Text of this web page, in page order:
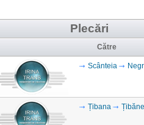
Plecări
Către
Scânteia
Țibana